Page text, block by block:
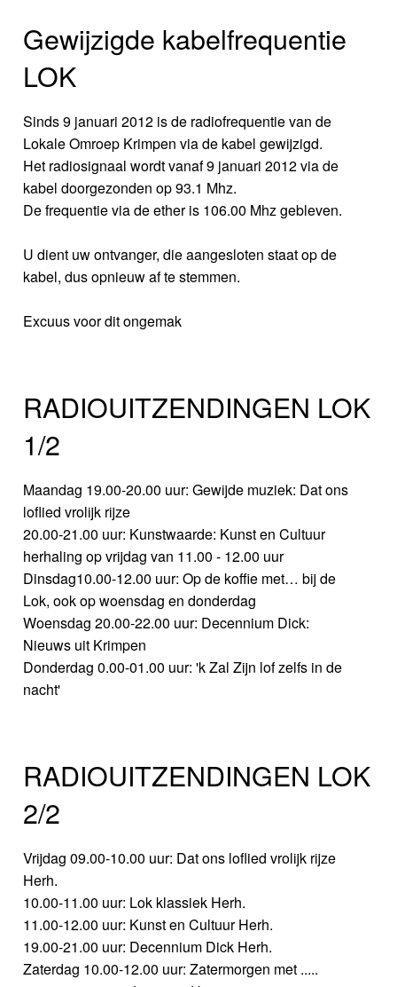
Gewijzigde kabelfrequentie
LOK
Sinds 9 januari 2012 is de radiofrequentie van de
Lokale Omroep Krimpen via de kabel gewijzigd.
Het radiosignaal wordt vanaf 9 januari 2012 via de
kabel doorgezonden op 93.1 Mhz.
De frequentie via de ether is 106.00 Mhz gebleven.
U dient uw ontvanger, die aangesloten staat op de
kabel, dus opnieuw af te stemmen.
Excuus voor dit ongemak
RADIOUITZENDINGEN LOK
1/2
Maandag 19.00-20.00 uur: Gewijde muziek: Dat ons
loflied vrolijk rijze
20.00-21.00 uur: Kunstwaarde: Kunst en Cultuur
herhaling op vrijdag van 11.00 - 12.00 uur
Dinsdag10.00-12.00 uur: Op de koffie met… bij de
Lok, ook op woensdag en donderdag
Woensdag 20.00-22.00 uur: Decennium Dick:
Nieuws uit Krimpen
Donderdag 0.00-01.00 uur: 'k Zal Zijn lof zelfs in de
nacht'
RADIOUITZENDINGEN LOK
2/2
Vrijdag 09.00-10.00 uur: Dat ons loflied vrolijk rijze
Herh.
10.00-11.00 uur: Lok klassiek Herh.
11.00-12.00 uur: Kunst en Cultuur Herh.
19.00-21.00 uur: Decennium Dick Herh.
Zaterdag 10.00-12.00 uur: Zatermorgen met .....